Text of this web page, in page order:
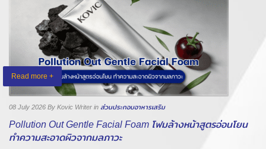
Read more +
08 July 2026By Kovic Writerinส่วนประกอบอาหารเสริม
Pollution Out Gentle Facial Foam โฟมล้างหน้าสูตรอ่อนโยน
ทำความสะอาดผิวจากมลภาวะ